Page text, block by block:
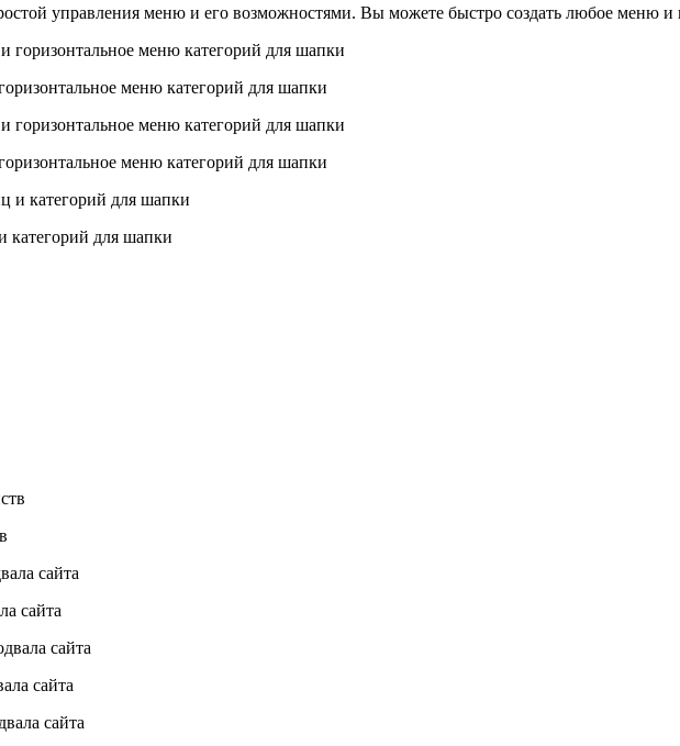
управления меню и его возможностями. Вы можете быстро создать любое меню и
меню категорий для шапки
меню категорий для шапки
категорий для шапки
сайта
сайта